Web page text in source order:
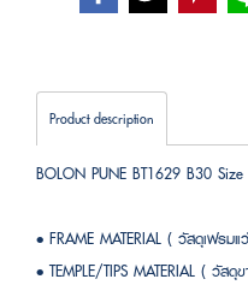
Product description
BOLON PUNE BT1629 B30
• FRAME MATERIAL ( วัสดุเฟรม
• TEMPLE/TIPS MATERIAL ( วัส